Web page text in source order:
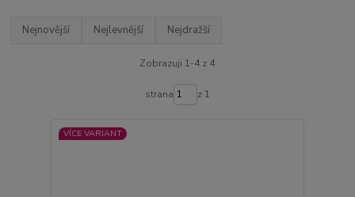
Nejnovější Nejlevnější Nejdražší
Zobrazuji 1-4 z 4
strana z 1
VÍCE VARIANT